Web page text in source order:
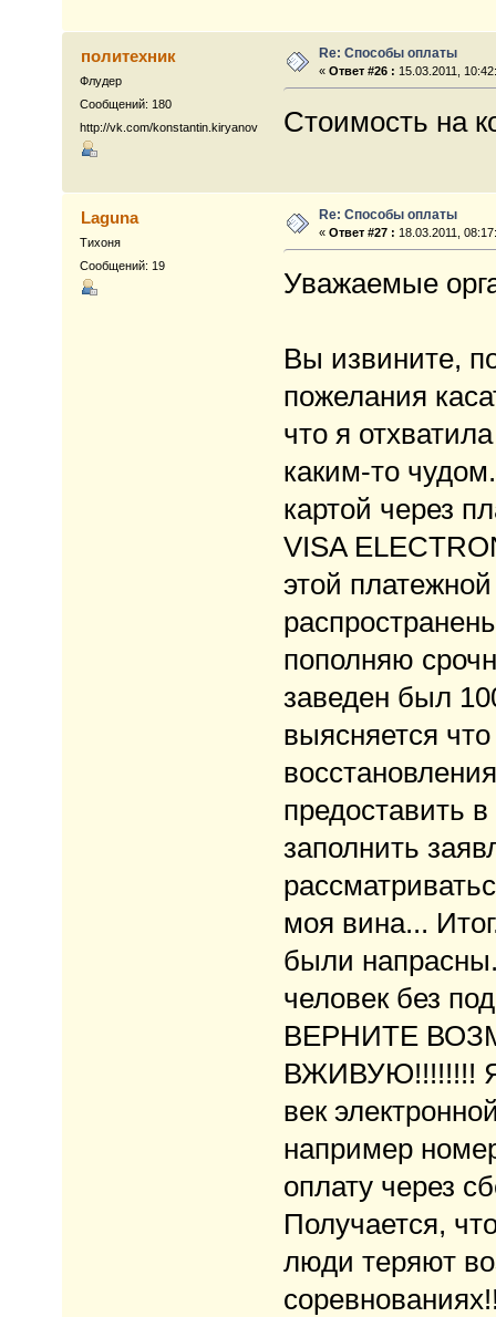
политехник
Флудер
Сообщений: 180
http://vk.com/konstantin.kiryanov
Re: Способы оплаты
«Ответ #26 : 15.03.2011,
Стоимость на
Laguna
Тихоня
Сообщений: 19
Re: Способы оплаты
«Ответ #27 : 18.03.2011,
Уважаемые
Вы извините,
пожелания
что я
каким-то
картой через
VISA
этой
пополняю
заведен был
выясняется
предоставить
заполнить
моя вина...
были
человек без
ВЕРНИТЕ
ВЖИВУЮ!!!!!!!! Я
век
например
оплату через
Получается,
люди теряют